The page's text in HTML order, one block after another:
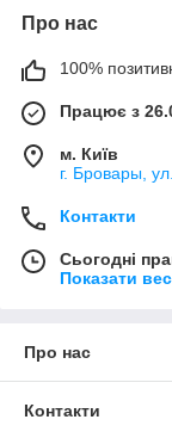
Про нас
100%
Працює з
м. Київ
г. Бровары,
Контакти
Сьогодні
Показати
Про нас
Контакти